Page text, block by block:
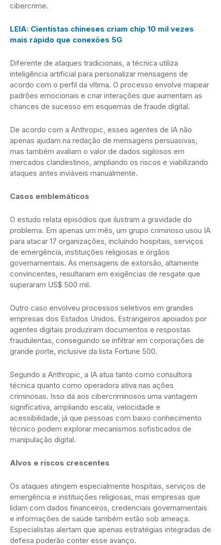
cibercrime.
LEIA: Cientistas chineses criam chip 10 mil vezes
mais rápido que conexões 5G
Diferente de ataques tradicionais, a técnica utiliza
inteligência artificial para personalizar mensagens de
acordo com o perfil da vítima. O processo envolve mapear
padrões emocionais e criar interações que aumentam as
chances de sucesso em esquemas de fraude digital.
De acordo com a Anthropic, esses agentes de IA não
apenas ajudam na redação de mensagens persuasivas,
mas também avaliam o valor de dados sigilosos em
mercados clandestinos, ampliando os riscos e viabilizando
ataques antes inviáveis manualmente.
Casos emblemáticos
O estudo relata episódios que ilustram a gravidade do
problema. Em apenas um mês, um grupo criminoso usou IA
para atacar 17 organizações, incluindo hospitais, serviços
de emergência, instituições religiosas e órgãos
governamentais. As mensagens de extorsão, altamente
convincentes, resultaram em exigências de resgate que
superaram US$ 500 mil.
Outro caso envolveu processos seletivos em grandes
empresas dos Estados Unidos. Estrangeiros apoiados por
agentes digitais produziram documentos e respostas
fraudulentas, conseguindo se infiltrar em corporações de
grande porte, inclusive da lista Fortune 500.
Segundo a Anthropic, a IA atua tanto como consultora
técnica quanto como operadora ativa nas ações
criminosas. Isso dá aos cibercriminosos uma vantagem
significativa, ampliando escala, velocidade e
acessibilidade, já que pessoas com baixo conhecimento
técnico podem explorar mecanismos sofisticados de
manipulação digital.
Alvos e riscos crescentes
Os ataques atingem especialmente hospitais, serviços de
emergência e instituições religiosas, mas empresas que
lidam com dados financeiros, credenciais governamentais
e informações de saúde também estão sob ameaça.
Especialistas alertam que apenas estratégias integradas de
defesa poderão conter esse avanço.